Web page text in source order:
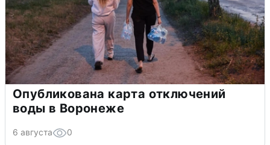
Опубликована карта отключений
воды в Воронеже
6 августа 0